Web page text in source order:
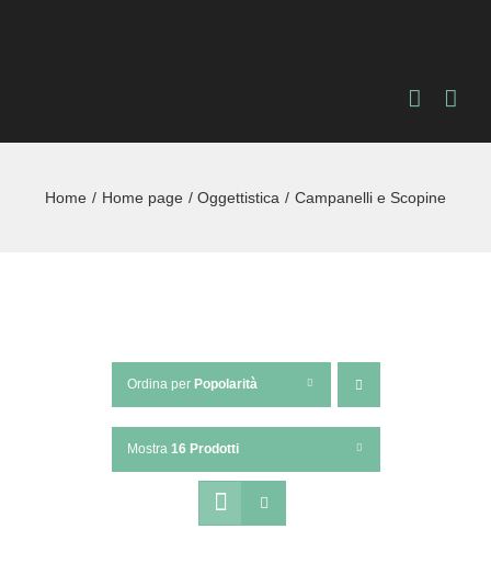
Home Home page Oggettistica Campanelli e Scopine
Ordina per Popolarità
Mostra 16 Prodotti